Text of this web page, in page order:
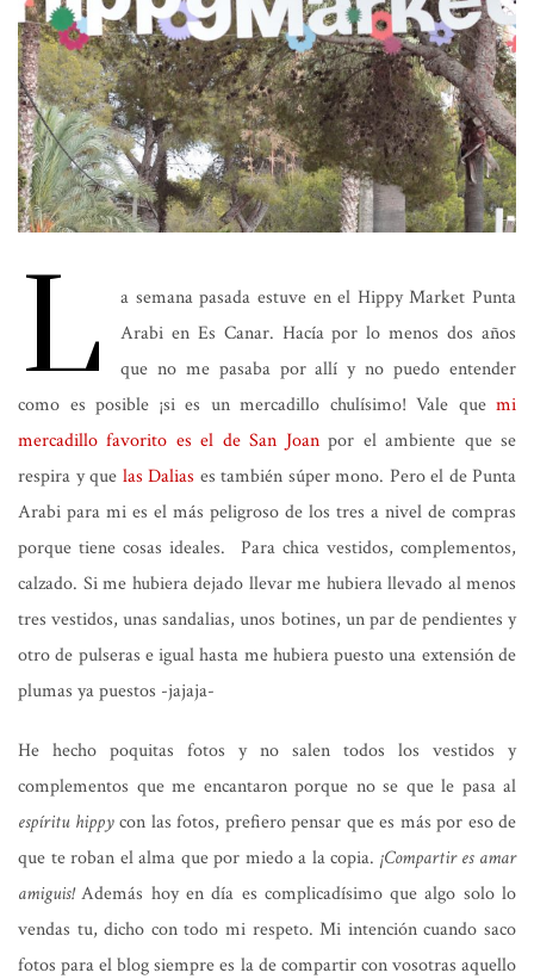
L
a semana pasada estuve en el Hippy Market Punta
Arabi en Es Canar. Hacía por lo menos dos años
que no me pasaba por allí y no puedo entender
como es posible ¡si es un mercadillo chulísimo! Vale que mi
mercadillo favorito es el de San Joanpor el ambiente que se
respira y que las Dalias es también súper mono. Pero el de Punta
Arabi para mi es el más peligroso de los tres a nivel de compras
porque tiene cosas ideales. Para chica vestidos, complementos,
calzado. Si me hubiera dejado llevar me hubiera llevado al menos
tres vestidos, unas sandalias, unos botines, un par de pendientes y
otro de pulseras e igual hasta me hubiera puesto una extensión de
plumas ya puestos -jajaja-
He hecho poquitas fotos y no salen todos los vestidos y
complementos que me encantaron porque no se que le pasa al
espíritu hippycon las fotos, prefiero pensar que es más por eso de
que te roban el alma que por miedo a la copia. ¡Compartir es amar
amiguis!Además hoy en día es complicadísimo que algo solo lo
vendas tu, dicho con todo mi respeto. Mi intención cuando saco
fotos para el blog siempre es la de compartir con vosotras aquello